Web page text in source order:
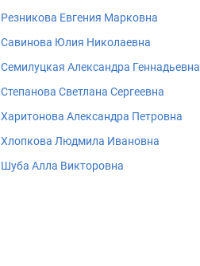
Резникова Евгения Марковна
Савинова Юлия Николаевна
Семилуцкая Александра Геннадьевна
Степанова Светлана Сергеевна
Харитонова Александра Петровна
Хлопкова Людмила Ивановна
Шуба Алла Викторовна